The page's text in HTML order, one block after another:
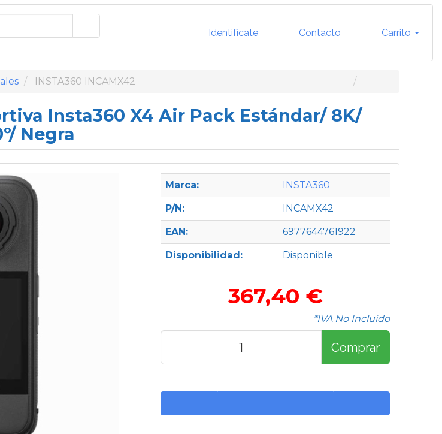
Identifícate Contacto Carrito
INSTA360 INCAMX42
Insta360 X4 Air Pack Estándar/ 8K/
Negra
Marca: INSTA360
P/N: INCAMX42
EAN: 6977644761922
Disponibilidad: Disponible
367,40 €
*IVA No Incluido
Comprar